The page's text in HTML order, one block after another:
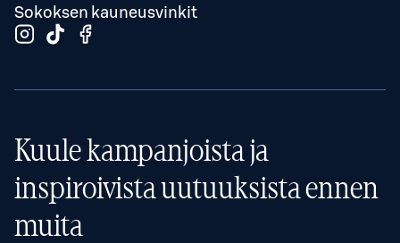
Sokoksen kauneusvinkit
Kuule kampanjoista ja
inspiroivista uutuuksista ennen
muita